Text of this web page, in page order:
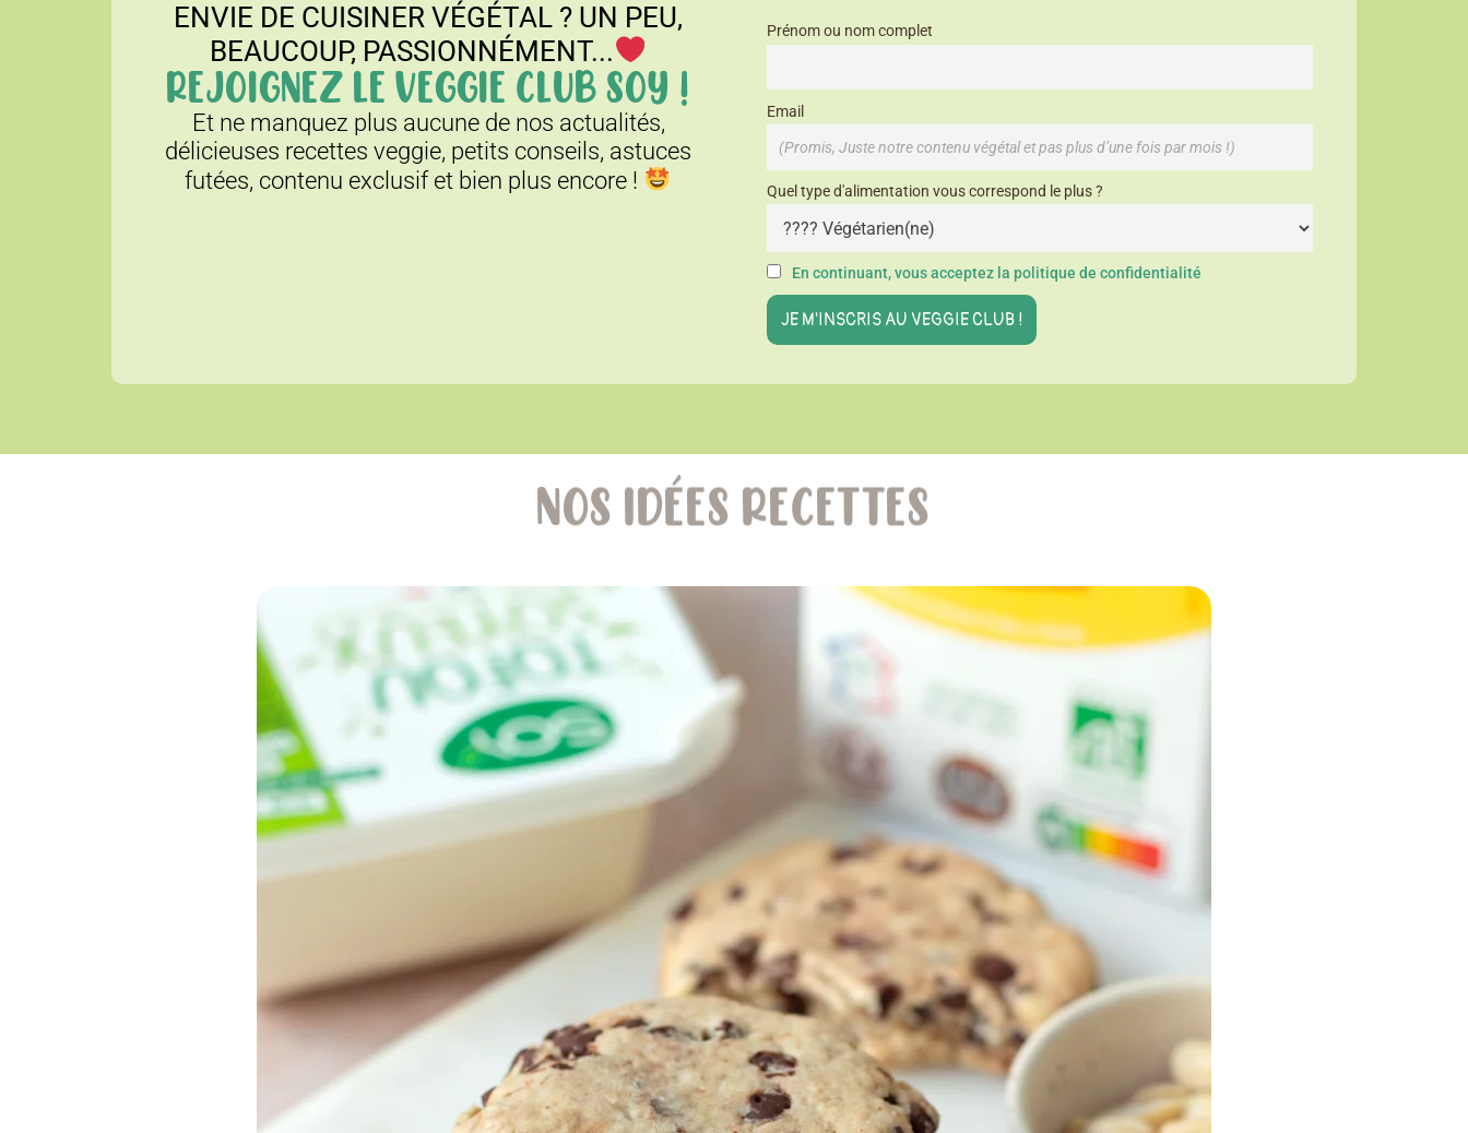
ENVIE DE CUISINER VÉGÉTAL ? UN PEU,
BEAUCOUP, PASSIONNÉMENT...
REJOIGNEZ LE VEGGIE CLUB SOY !
Et ne manquez plus aucune de nos actualités,
délicieuses recettes veggie, petits conseils, astuces
futées, contenu exclusif et bien plus encore !
Prénom ou nom complet
Email
Quel type d'alimentation vous correspond le plus ?
En continuant, vous acceptez la politique de confidentialité
NOS IDÉES RECETTES